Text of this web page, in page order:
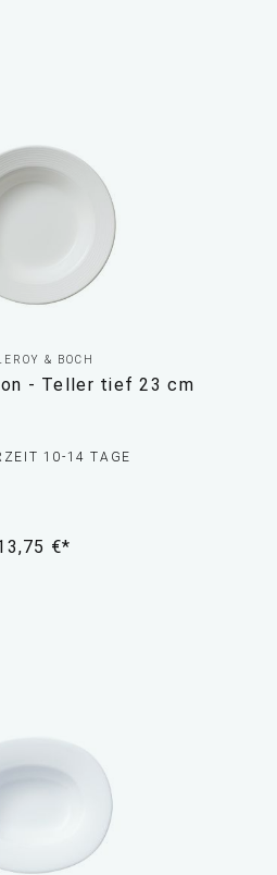
& BOCH
- Teller tief 23 cm
10-14 TAGE
€*